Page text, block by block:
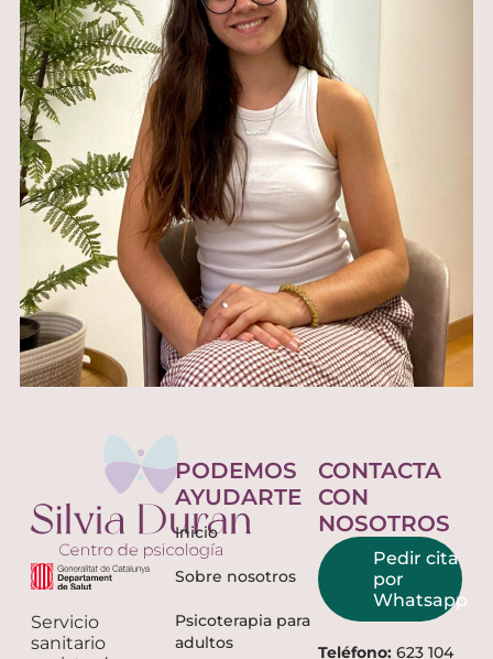
Servicio
sanitario
PODEMOS
AYUDARTE
Inicio
Sobre nosotros
Psicoterapia para
adultos
CONTACTA
CON
NOSOTROS
Pedir cita
por
Whatsapp
Teléfono: 623 104